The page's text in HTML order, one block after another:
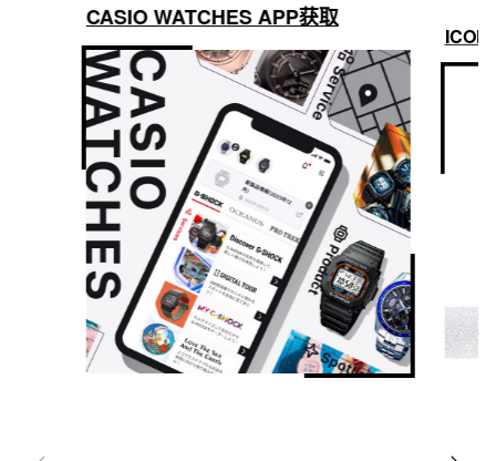
CASIO WATCHES APP获取